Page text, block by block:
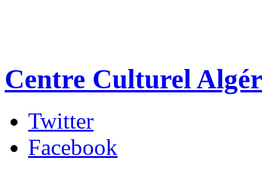
Centre Culturel
Twitter
Facebook